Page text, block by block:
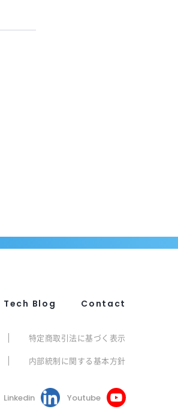
Tech Blog Contact
特定商取引法に基づく表示
内部統制に関する基本方針
Linkedin Youtube